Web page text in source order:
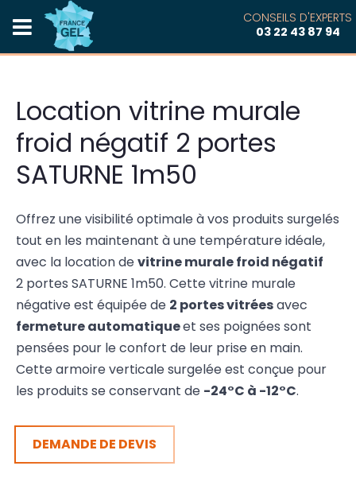
CONSEILS D'EXPERTS
03 22 43 87 94
Location vitrine murale
froid négatif 2 portes
SATURNE 1m50
Offrez une visibilité optimale à vos produits surgelés
tout en les maintenant à une température idéale,
avec la location devitrine murale froid négatif
2 portes SATURNE 1m50. Cette vitrine murale
négative est équipée de 2 portes vitréesavec
fermeture automatiqueet ses poignées sont
pensées pour le confort de leur prise en main.
Cette armoire verticale surgelée est conçue pour
les produits se conservant de -24°C à -12°C.
DEMANDE DE DEVIS